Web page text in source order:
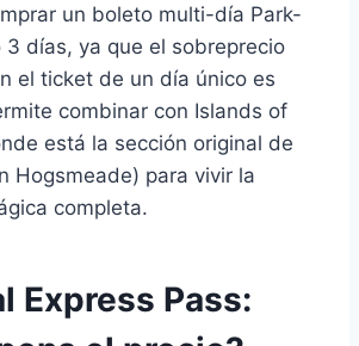
un boleto multi-día Park-
días, ya que el sobreprecio
el ticket de un día único es
combinar con Islands of
está la sección original de
Hogsmeade) para vivir la
completa.
Express Pass: